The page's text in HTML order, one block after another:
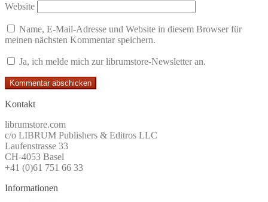
Website
Name, E-Mail-Adresse und Website in diesem Browser für
meinen nächsten Kommentar speichern.
Ja, ich melde mich zur librumstore-Newsletter an.
Kontakt
librumstore.com
c/o LIBRUM Publishers & Editros LLC
Laufenstrasse 33
CH-4053 Basel
+41 (0)61 751 66 33
Informationen